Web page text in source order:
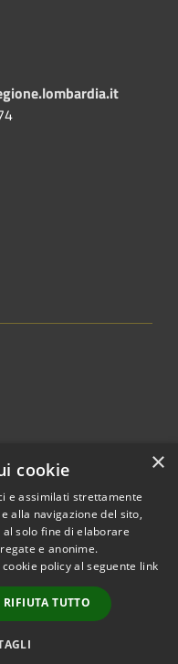
© 2026 • Comune di
Daniele Po • Powered by
Municipium•
Accesso
redazione
×
cookie
e assimilati strettamente
alla navigazione del sito,
solo fine di elaborare
e anonime.
policy al seguente link
RIFIUTA TUTTO